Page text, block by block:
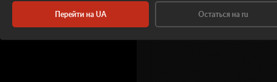
Перейти на UA Остаться на ru